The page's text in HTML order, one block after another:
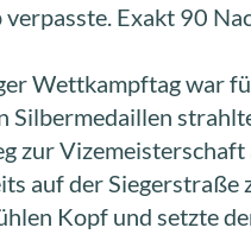
Exakt 90
Wettkampftag war
Silbermedaillen
zur
auf der
Kopf und setzte